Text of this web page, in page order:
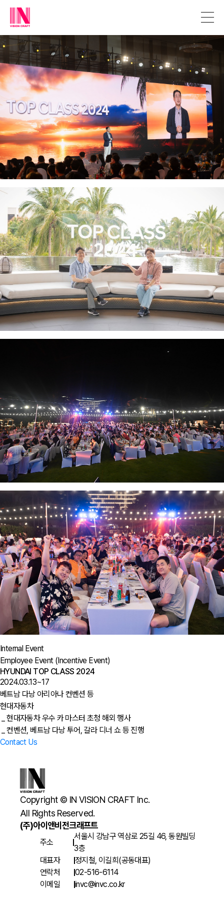
Internal Event
Employee Event (Incentive Event)
HYUNDAI TOP CLASS 2024
2024.03.13~17
베트남 다낭 아리아나 컨벤션 등
현대자동차
_ 현대자동차 우수 카 마스터 초청 해외 행사
_ 컨벤션, 베트남 다낭 투어, 갈라 디너 쇼 등 진행
Contact Us
Copyright © IN VISION CRAFT lnc.
All Rights Reserved.
(주)아이앤비전크래프트
주소
서울시 강남구 역삼로 25길 46, 동원빌딩
3층
대표자
정지철, 이길희(공동대표)
연락처
02-516-6114
이메일
invc@invc.co.kr